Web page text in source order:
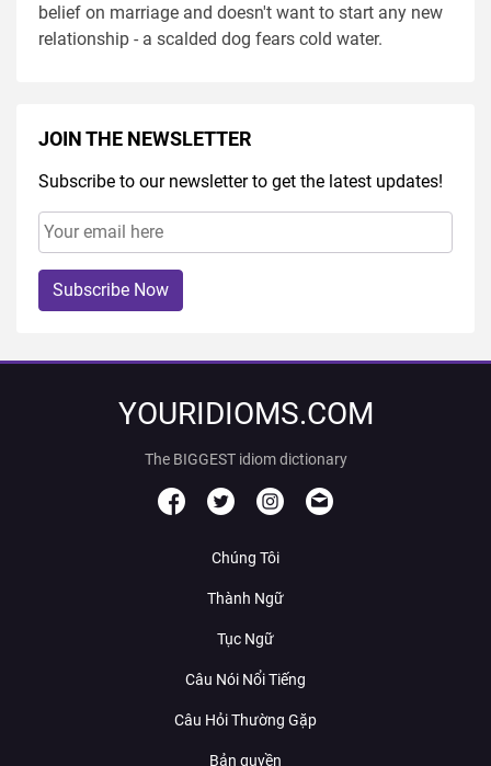
belief on marriage and doesn't want to start any new
relationship - a scalded dog fears cold water.
JOIN THE NEWSLETTER
Subscribe to our newsletter to get the latest updates!
Subscribe Now
YOURIDIOMS.COM
The BIGGEST idiom dictionary
Chúng Tôi
Thành Ngữ
Tục Ngữ
Câu Nói Nổi Tiếng
Câu Hỏi Thường Gặp
Bản quyền